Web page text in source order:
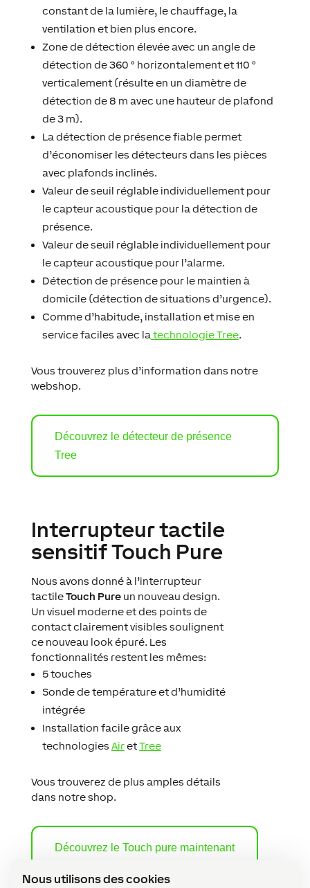
Nous utilisons des cookies
constant de la lumière, le chauffage, la
ventilation et bien plus encore.
Zone de détection élevée avec un angle de
détection de 360 ​​° horizontalement et 110 °
verticalement (résulte en un diamètre de
détection de 8 m avec une hauteur de plafond
de 3 m).
La détection de présence fiable permet
d’économiser les détecteurs dans les pièces
avec plafonds inclinés.
Valeur de seuil réglable individuellement pour
le capteur acoustique pour la détection de
présence.
Valeur de seuil réglable individuellement pour
le capteur acoustique pour l’alarme.
Détection de présence pour le maintien à
domicile (détection de situations d’urgence).
Comme d’habitude, installation et mise en
service faciles avec la technologie Tree.
Vous trouverez plus d’information dans notre
webshop.
Découvrez le détecteur de présence
Tree
Interrupteur tactile
sensitif Touch Pure
Nous avons donné à l’interrupteur
tactileTouch Pureun nouveau design.
Un visuel moderne et des points de
contact clairement visibles soulignent
ce nouveau look épuré. Les
fonctionnalités restent les mêmes:
5 touches
Sonde de température et d’humidité
intégrée
Installation facile grâce aux
technologies AiretTree
Vous trouverez de plus amples détails
dans notre shop.
Découvrez le Touch pure maintenant